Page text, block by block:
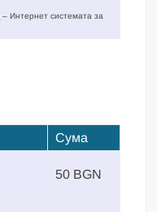
– Интернет системата за
Сума
50 BGN